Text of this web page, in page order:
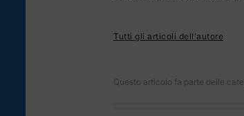
Tutti gli articoli dell'autore
Questo articolo fa parte delle